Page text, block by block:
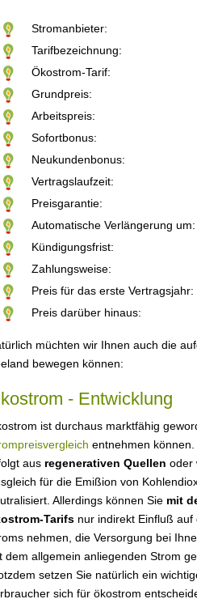
Stromanbieter:
Tarifbezeichnung:
Ökostrom-Tarif:
Grundpreis:
Arbeitspreis:
Sofortbonus:
Neukundenbonus:
Vertragslaufzeit:
Preisgarantie:
Automatische Verlängerung um:
Kündigungsfrist:
Zahlungsweise:
Preis für das erste Vertragsjahr:
Preis darüber hinaus:
müchten wir Ihnen auch die
bewegen können:
- Entwicklung
ist durchaus marktfähig
entnehmen
aus regenerativen Quellen oder
für die Emißion von
Allerdings können Sie mit
Tarifs nur indirekt Einfluß auf
nehmen, die Versorgung bei
dem allgemein anliegenden Strom
setzen Sie natürlich ein
sich für ökostrom